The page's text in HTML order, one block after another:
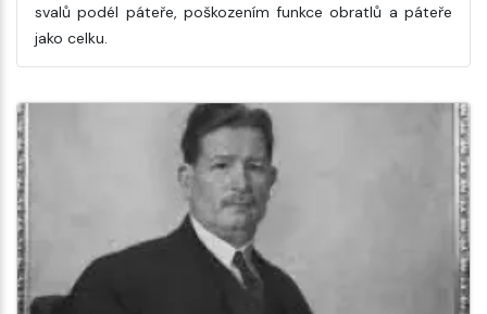
svalů podél páteře, poškozením funkce obratlů a páteře
jako celku.